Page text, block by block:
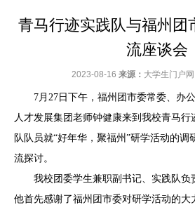
青马行迹实践队与福州团
流座谈会
2023-08-16 来源： 大学生门户网
7月27日下午，福州团市委常委、办公
人才发展集团老师钟健康来到我校青马
队队员就“好年华，聚福州”研学活动的调
流探讨。
我校团委学生兼职副书记、实践队负
他首先感谢了福州团市委对研学活动的大